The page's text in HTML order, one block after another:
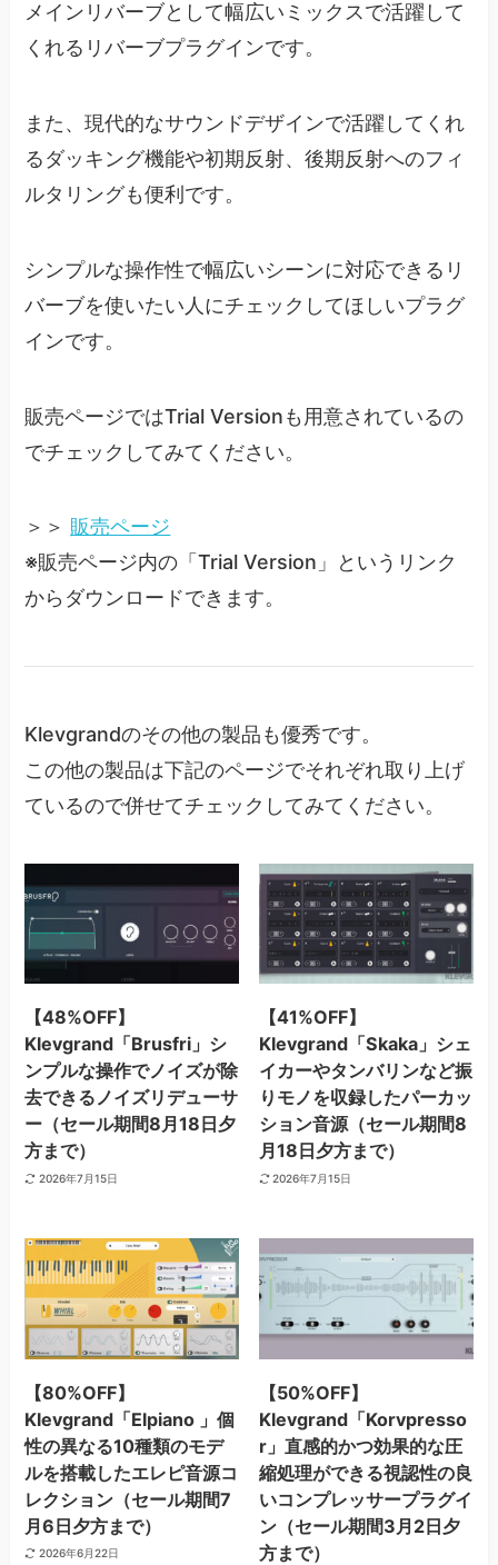
メインリバーブとして幅広いミックスで活躍して
くれるリバーブプラグインです。
また、現代的なサウンドデザインで活躍してくれ
るダッキング機能や初期反射、後期反射へのフィ
ルタリングも便利です。
シンプルな操作性で幅広いシーンに対応できるリ
バーブを使いたい人にチェックしてほしいプラグ
インです。
販売ページではTrial Versionも用意されているの
でチェックしてみてください。
＞＞ 販売ページ
※販売ページ内の「Trial Version」というリンク
からダウンロードできます。
Klevgrandのその他の製品も優秀です。
この他の製品は下記のページでそれぞれ取り上げ
ているので併せてチェックしてみてください。
【48%OFF】
Klevgrand「Brusfri」シ
ンプルな操作でノイズが除
去できるノイズリデューサ
ー（セール期間8月18日夕
方まで）
2026年7月15日
【41%OFF】
Klevgrand「Skaka」シェ
イカーやタンバリンなど振
りモノを収録したパーカッ
ション音源（セール期間8
月18日夕方まで）
2026年7月15日
【80%OFF】
Klevgrand「Elpiano 」個
性の異なる10種類のモデ
ルを搭載したエレピ音源コ
レクション（セール期間7
月6日夕方まで）
2026年6月22日
【50%OFF】
Klevgrand「Korvpresso
r」直感的かつ効果的な圧
縮処理ができる視認性の良
いコンプレッサープラグイ
ン（セール期間3月2日夕
方まで）